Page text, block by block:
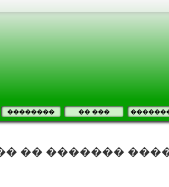
�������� �� ���
�� �������